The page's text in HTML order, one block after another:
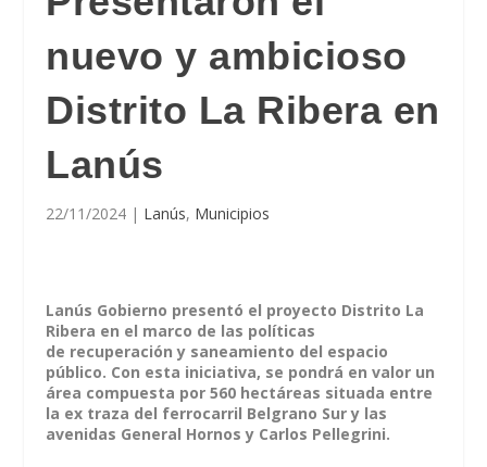
nuevo y ambicioso
Distrito La Ribera en
Lanús
22/11/2024 | Lanús, Municipios
Lanús Gobierno presentó el proyecto Distrito La
Ribera en el marco de las políticas
de recuperación y saneamiento del espacio
público. Con esta iniciativa, se pondrá en valor un
área compuesta por 560 hectáreas situada entre
la ex traza del ferrocarril Belgrano Sur y las
avenidas General Hornos y Carlos Pellegrini.